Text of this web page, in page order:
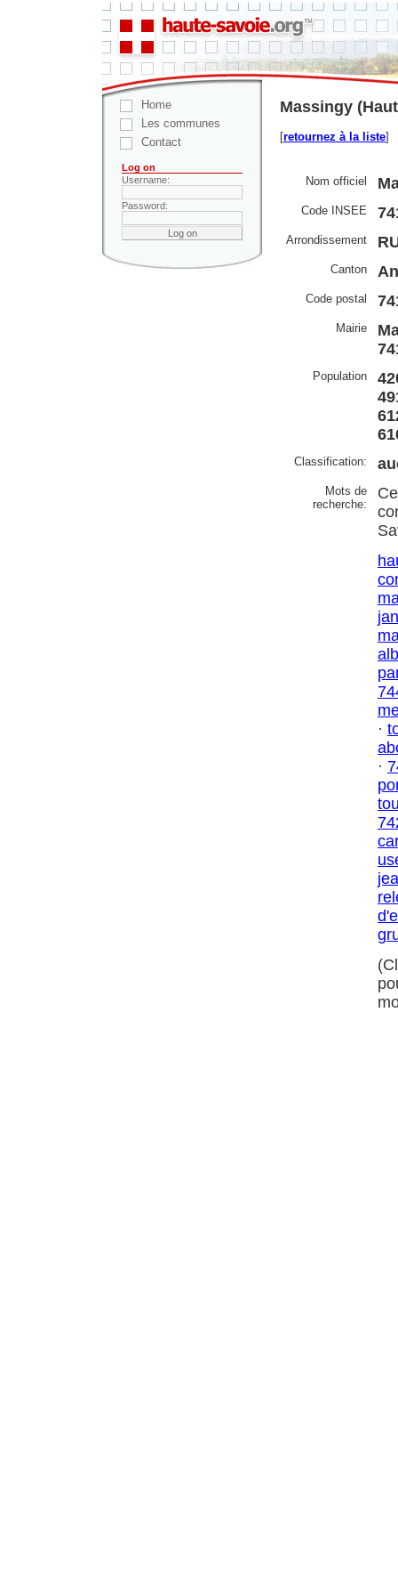
Home
Les communes
Contact
Log on
Username:
Password:
Massingy
[retournez à la liste]
Nom officiel
Code INSEE
Arrondissement
Canton
Code postal
Mairie
Population
Classification:
Mots de
recherche:
·
·